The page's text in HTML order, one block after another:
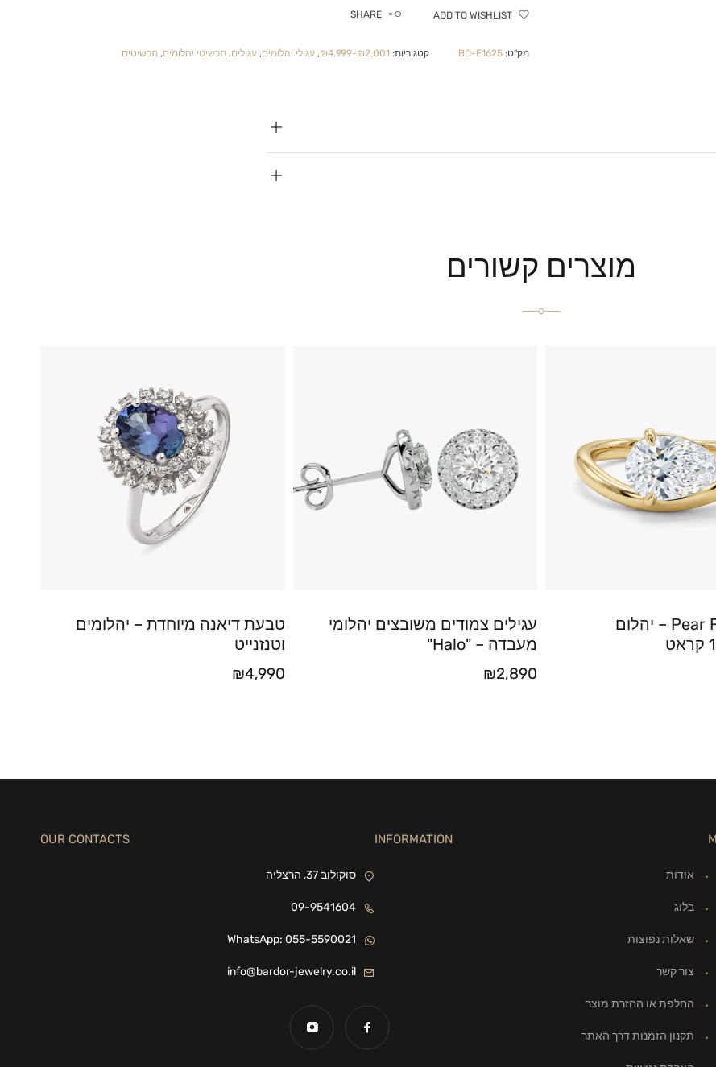
ADD TO WISHLIST
SHARE
מק"ט: BD-E1625 קטגוריות: ₪2,001-₪4,999
, עגילי יהלומים, עגילים, תכשיטי יהלומים, תכשיטים
מוצרים קשורים
טבעת Pear Flow – יהלום
עגילים צמודים משובצים יהלומי
מעבדה – "Halo"
₪2,890
טבעת דיאנה מיוחדת – יהלומים
וטנזנייט
₪4,990
INFORMATION
אודות
בלוג
שאלות נפוצות
צור קשר
החלפת או החזרת מוצר
תקנון הזמנות דרך האתר
OUR CONTACTS
סוקולוב 37, הרצליה
09-9541604
WhatsApp: 055-5590021
info@bardor-jewelry.co.il